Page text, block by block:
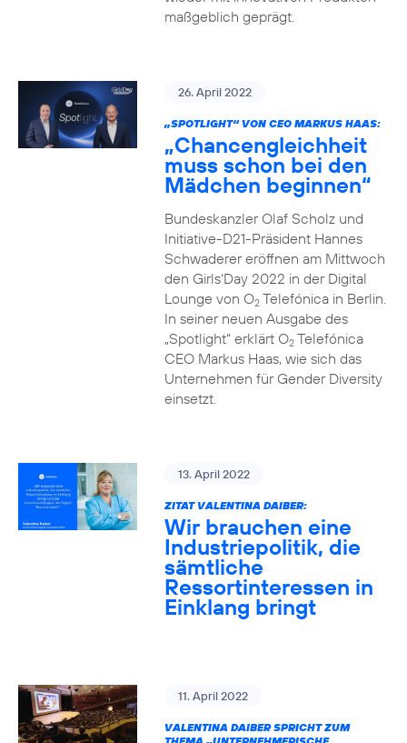
maßgeblich geprägt.
26. April 2022
„SPOTLIGHT“ VON CEO MARKUS HAAS:
„Chancengleichheit
muss schon bei den
Mädchen beginnen“
Bundeskanzler Olaf Scholz und
Initiative-D21-Präsident Hannes
Schwaderer eröffnen am Mittwoch
den Girls‘Day 2022 in der Digital
Lounge von O2Telefónica in Berlin.
In seiner neuen Ausgabe des
„Spotlight“ erklärt O2Telefónica
CEO Markus Haas, wie sich das
Unternehmen für Gender Diversity
einsetzt.
13. April 2022
ZITAT VALENTINA DAIBER:
Wir brauchen eine
Industriepolitik, die
sämtliche
Ressortinteressen in
Einklang bringt
11. April 2022
VALENTINA DAIBER SPRICHT ZUM